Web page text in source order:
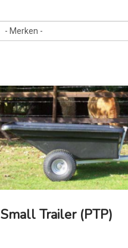
Small Trailer (PTP)